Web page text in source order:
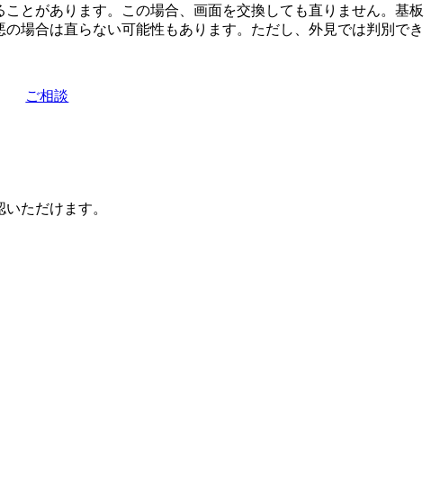
ことがあります。この場合、画面を交換しても直りません。基板
場合は直らない可能性もあります。ただし、外見では判別でき
ご相談
ただけます。